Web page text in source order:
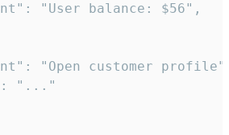
"User balance: $56",
"Open customer
"..."